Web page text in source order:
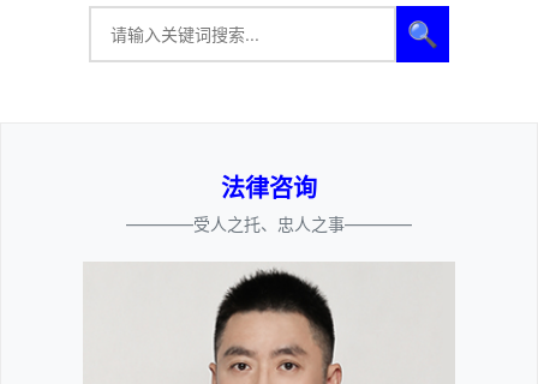
🔍
法律咨询
————受人之托、忠人之事————